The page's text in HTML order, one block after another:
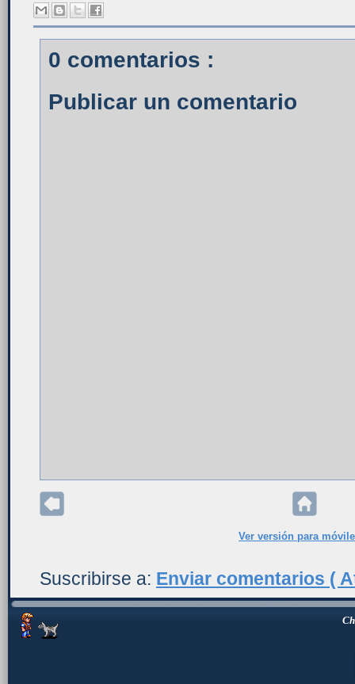
0 comentarios :
Publicar un comentario
Ver versión para
Suscribirse a: Enviar comentarios (